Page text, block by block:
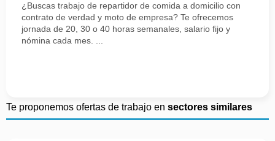
¿Buscas trabajo de repartidor de comida a domicilio con
contrato de verdad y moto de empresa? Te ofrecemos
jornada de 20, 30 o 40 horas semanales, salario fijo y
nómina cada mes. ...
Te proponemos ofertas de trabajo en sectores similares